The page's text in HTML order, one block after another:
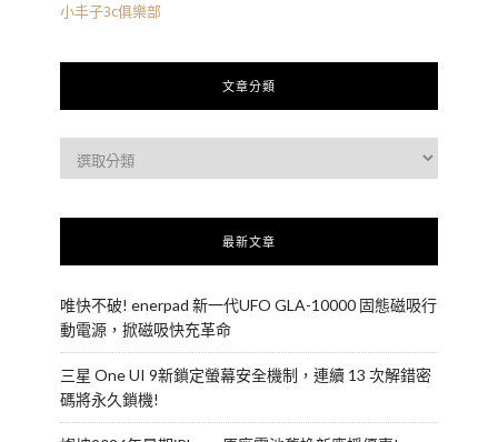
小丰子3c俱樂部
文章分類
最新文章
唯快不破! enerpad 新一代UFO GLA-10000 固態磁吸行
動電源，掀磁吸快充革命
三星 One UI 9新鎖定螢幕安全機制，連續 13 次解錯密
碼將永久鎖機!